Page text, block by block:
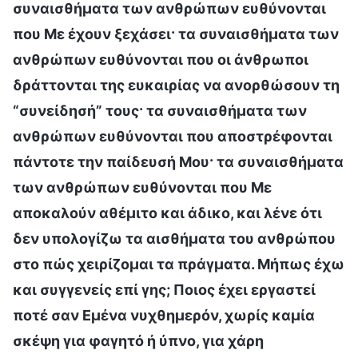
συναισθήματα των ανθρώπων ευθύνονται
που Με έχουν ξεχάσει· τα συναισθήματα των
ανθρώπων ευθύνονται που οι άνθρωποι
δράττονται της ευκαιρίας να ανορθώσουν τη
“συνείδησή” τους· τα συναισθήματα των
ανθρώπων ευθύνονται που αποστρέφονται
πάντοτε την παίδευσή Μου· τα συναισθήματα
των ανθρώπων ευθύνονται που Με
αποκαλούν αθέμιτο και άδικο, και λένε ότι
δεν υπολογίζω τα αισθήματα του ανθρώπου
στο πώς χειρίζομαι τα πράγματα. Μήπως έχω
και συγγενείς επί γης; Ποιος έχει εργαστεί
ποτέ σαν Εμένα νυχθημερόν, χωρίς καμία
σκέψη για φαγητό ή ύπνο, για χάρη